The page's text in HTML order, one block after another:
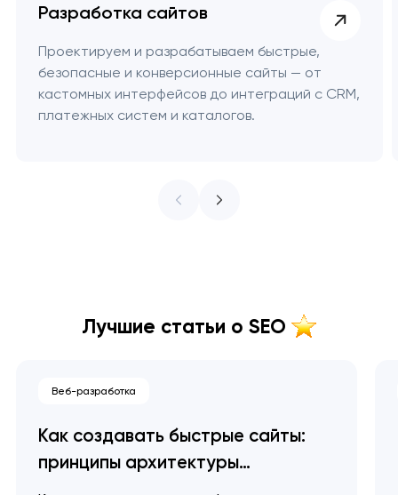
Разработка сайтов
Проектируем и разрабатываем быстрые,
безопасные и конверсионные сайты — от
кастомных интерфейсов до интеграций с CRM,
платежных систем и каталогов.
Лучшие статьи о SEO
Веб-разработка
Как создавать быстрые сайты:
принципы архитектуры
производительности